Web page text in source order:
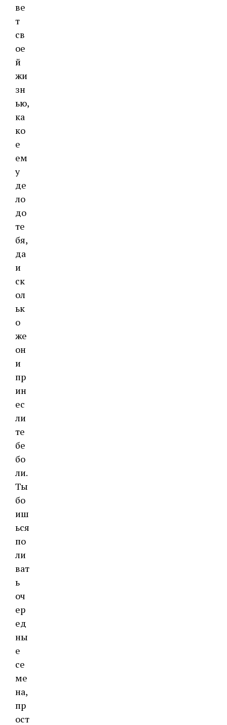
ве
т
св
ое
й
жи
зн
ью,
ка
ко
е
ем
у
де
ло
до
те
бя,
да
и
ск
ол
ьк
о
же
он
и
пр
ин
ес
ли
те
бе
бо
ли.
Ты
бо
иш
ься
по
ли
ват
ь
оч
ер
ед
ны
е
се
ме
на,
пр
ост